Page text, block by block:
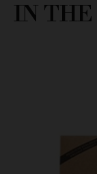
IN THE